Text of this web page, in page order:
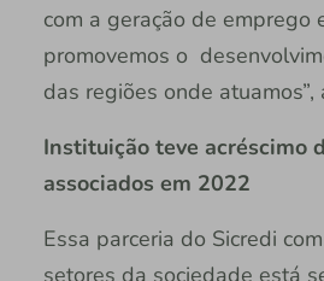
com a geração de emprego
promovemos o
das regiões onde atuamos”,
Instituição teve acréscimo
associados em 2022
Essa parceria do Sicredi